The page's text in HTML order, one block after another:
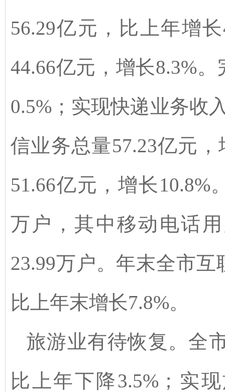
56.29亿元，比上年增
44.66亿元，增长8.3%
0.5%；实现快递业务收
信业务总量57.23亿元
51.66亿元，增长10.8%
万户，其中移动电话
23.99万户。年末全市
比上年末增长7.8%。
旅游业有待恢复。 全
比上年下降3.5% ；实